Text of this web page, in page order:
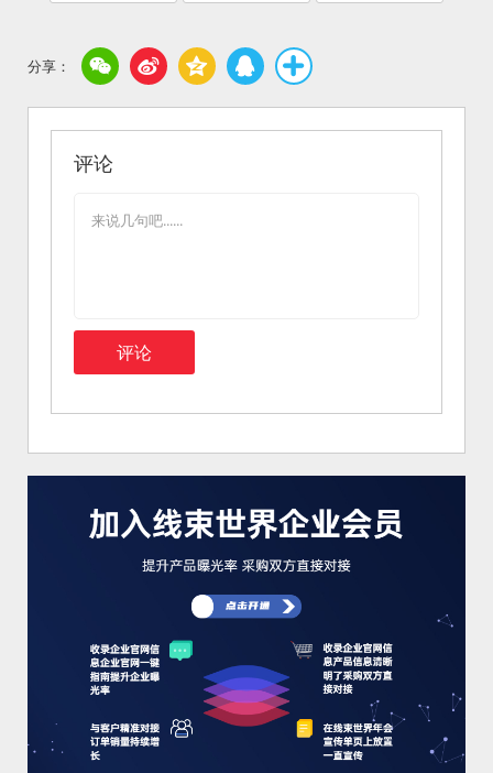
评论
评论